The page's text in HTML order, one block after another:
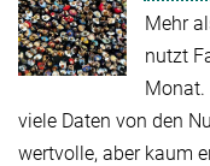
Mehr
nutzt
Monat.
viele Daten von den
wertvolle, aber kaum